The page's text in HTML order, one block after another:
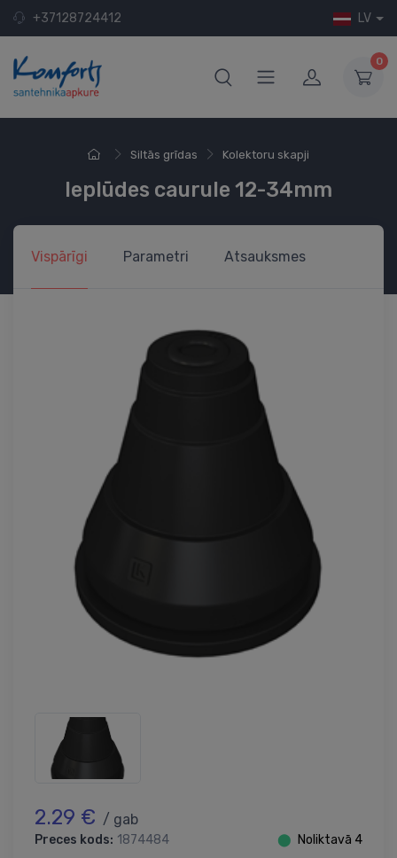
+37128724412 LV
0
Siltās grīdas Kolektoru skapji
Ieplūdes caurule 12-34mm
Vispārīgi Parametri Atsauksmes
2.29 € / gab
Preces kods: 1874484 ⬤ Noliktavā 4